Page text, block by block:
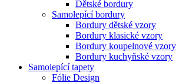
Dětské bordury
Samolepící bordury
Bordury dětské vzory
Bordury klasické vzory
Bordury koupelnové vzory
Bordury kuchyňské vzory
Samolepící tapety
Fólie Design